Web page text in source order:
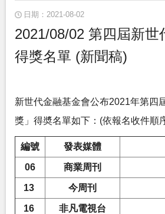
日期：2021-08-02
2021/08/02 第四屆新世
得獎名單 (新聞稿)
新世代金融基金會公布2021年第四
獎」得奬名單如下：(依報名收件順
編號 發表媒體
06 商業周刊
13 今周刊
16 非凡電視台